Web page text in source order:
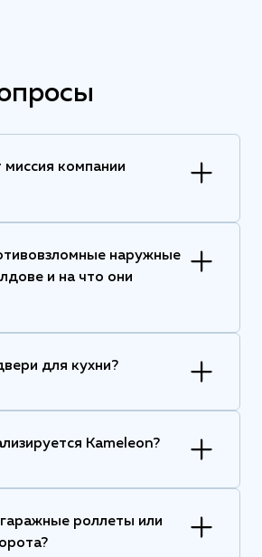
миссия компании
наружные
и на что они
для кухни?
Kameleon?
роллеты или